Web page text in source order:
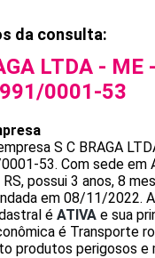
da consulta:
LTDA - ME
0001-53
S C BRAGA
53. Com sede em
RS, possui 3 anos, 8
em 08/11/2022.
é ATIVA e sua
é Transporte
produtos perigosos e